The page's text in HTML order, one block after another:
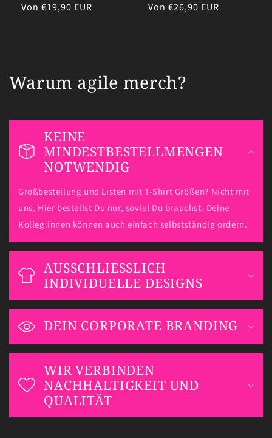
Normaler
Von €19,90 EUR
Normaler
Von €26,90 EUR
Warum agile merch?
KEINE
MINDESTBESTELLMENGEN
NOTWENDIG
Großbestellung und Listen mit T-Shirt Größen? Nicht mit
uns. Hier bestellst Du nur, soviel Du brauchst. Deine
Kolleg:innen können auch einfach selbstständig ordern.
AUSSCHLIESSLICH
INDIVIDUELLE DESIGNS
DEIN CORPORATE BRANDING
WIR VERBINDEN
NACHHALTIGKEIT UND
QUALITÄT